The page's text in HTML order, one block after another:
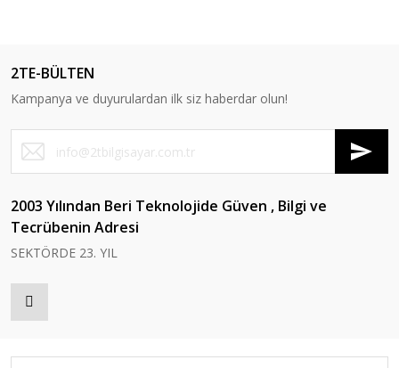
2TE-BÜLTEN
Kampanya ve duyurulardan ilk siz haberdar olun!
2003 Yılından Beri Teknolojide Güven , Bilgi ve
Tecrübenin Adresi
SEKTÖRDE 23. YIL